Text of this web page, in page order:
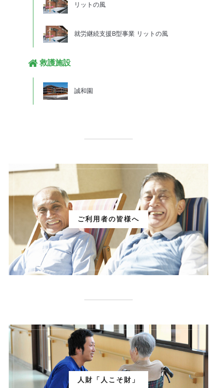
リットの風
就労継続支援B型事業 リットの風
救護施設
誠和園
ご利用者の皆様へ
人財「人こそ財」